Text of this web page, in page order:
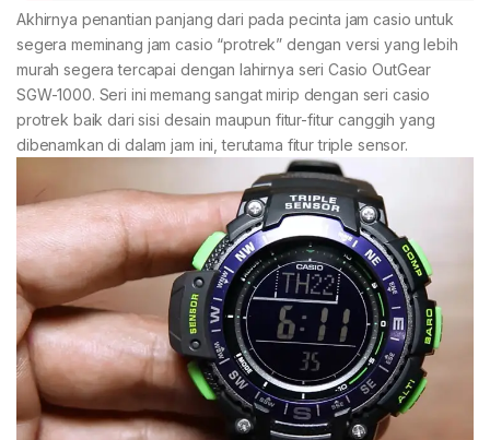
Akhirnya penantian panjang dari pada pecinta jam casio untuk
segera meminang jam casio “protrek” dengan versi yang lebih
murah segera tercapai dengan lahirnya seri Casio OutGear
SGW-1000. Seri ini memang sangat mirip dengan seri casio
protrek baik dari sisi desain maupun fitur-fitur canggih yang
dibenamkan di dalam jam ini, terutama fitur triple sensor.